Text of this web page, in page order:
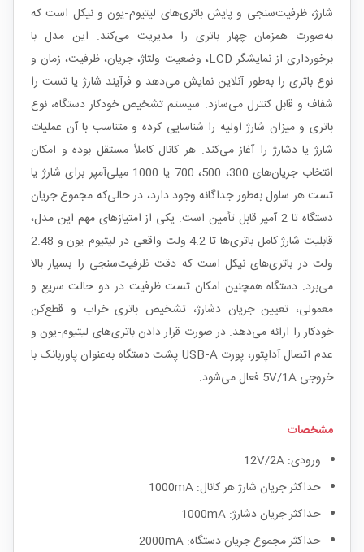
شارژ، ظرفیت‌سنجی و پایش باتری‌های لیتیوم‑یون و نیکل است که
به‌صورت همزمان چهار باتری را مدیریت می‌کند. این مدل با
برخورداری از نمایشگر LCD، وضعیت ولتاژ، جریان، ظرفیت، زمان و
نوع باتری را به‌طور آنلاین نمایش می‌دهد و فرآیند شارژ یا تست را
شفاف و قابل کنترل می‌سازد. سیستم تشخیص خودکار دستگاه، نوع
باتری و میزان شارژ اولیه را شناسایی کرده و متناسب با آن عملیات
شارژ یا دشارژ را آغاز می‌کند. هر کانال کاملاً مستقل بوده و امکان
انتخاب جریان‌های 300، 500، 700 یا 1000 میلی‌آمپر برای شارژ یا
تست هر سلول به‌طور جداگانه وجود دارد، در حالی‌که مجموع جریان
دستگاه تا 2 آمپر قابل تأمین است. یکی از امتیازهای مهم این مدل،
قابلیت شارژ کامل باتری‌ها تا 4.2 ولت واقعی در لیتیوم‑یون و 2.48
ولت در باتری‌های نیکل است که دقت ظرفیت‌سنجی را بسیار بالا
می‌برد. دستگاه همچنین امکان تست ظرفیت در دو حالت سریع و
معمولی، تعیین جریان دشارژ، تشخیص باتری خراب و قطع‌کن
خودکار را ارائه می‌دهد. در صورت قرار دادن باتری‌های لیتیوم‑یون و
عدم اتصال آداپتور، پورت USB‑A پشت دستگاه به‌عنوان پاوربانک با
خروجی 5V/1A فعال می‌شود.
مشخصات
ورودی: 12V/2A
حداکثر جریان شارژ هر کانال: 1000mA
حداکثر جریان دشارژ: 1000mA
حداکثر مجموع جریان دستگاه: 2000mA